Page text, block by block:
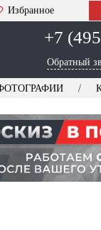
Избранное
+7
Обратный